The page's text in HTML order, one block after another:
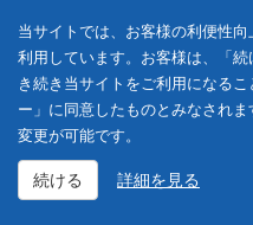
当サイトでは、お客様の利便性
利用しています。お客様は、「
き続き当サイトをご利用になる
ー」に同意したものとみなされ
変更が可能です。
続ける 詳細を見る